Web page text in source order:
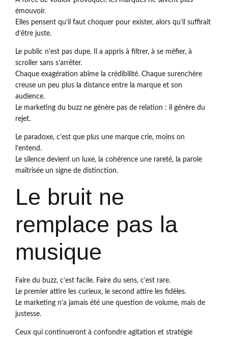
émouvoir.
Elles pensent qu’il faut choquer pour exister, alors qu’il suffirait
d’être juste.
Le public n’est pas dupe. Il a appris à filtrer, à se méfier, à
scroller sans s’arrêter.
Chaque exagération abîme la crédibilité. Chaque surenchère
creuse un peu plus la distance entre la marque et son
audience.
Le marketing du buzz ne génère pas de relation : il génère du
rejet.
Le paradoxe, c’est que plus une marque crie, moins on
l’entend.
Le silence devient un luxe, la cohérence une rareté, la parole
maîtrisée un signe de distinction.
Le bruit ne
remplace pas la
musique
Faire du buzz, c’est facile. Faire du sens, c’est rare.
Le premier attire les curieux, le second attire les fidèles.
Le marketing n’a jamais été une question de volume, mais de
justesse.
Ceux qui continueront à confondre agitation et stratégie